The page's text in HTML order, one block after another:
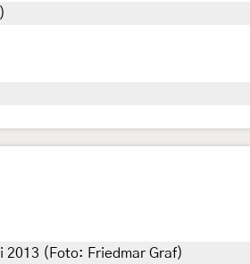
2013 (Foto: Friedmar Graf)